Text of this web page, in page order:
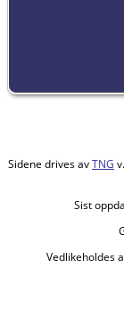
Sidene drives avTNG
Sist
Vedlikeholdes